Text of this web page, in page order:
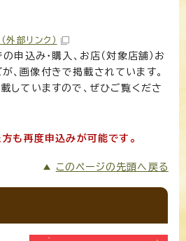
（外部リンク）
申込み・購入、お店（対象店舗）お
、画像付きで掲載されています。
載していますので、ぜひご覧くださ
も再度申込みが可能です。
このページの先頭へ戻る